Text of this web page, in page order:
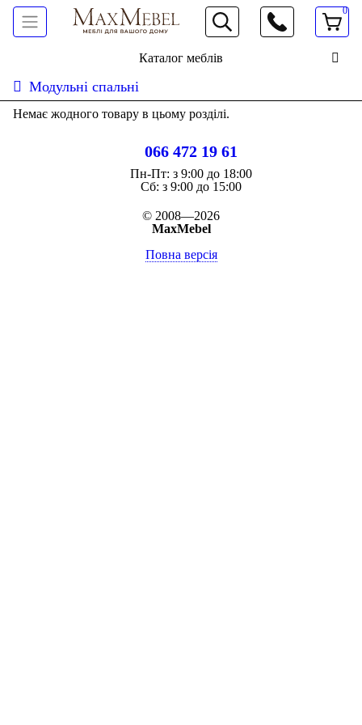
066 472 19 61
0
Каталог меблів
Модульні спальні
Немає жодного товару в цьому розділі.
066 472 19 61
Пн-Пт: з 9:00 до 18:00
Cб: з 9:00 до 15:00
© 2008—2026
MaxMebel
Повна версія